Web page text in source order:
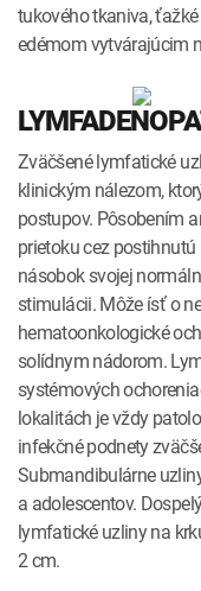
tukového tkaniva,
edémom vytvárajúcim
Zväčšené lymfatické
klinickým nálezom,
postupov. Pôsobením
prietoku cez
násobok svojej
stimulácii. Môže ísť o
hematoonkologické
solídnym nádorom.
systémových
lokalitách je vždy
infekčné podnety
Submandibulárne
a adolescentov.
lymfatické uzliny na
2 cm.